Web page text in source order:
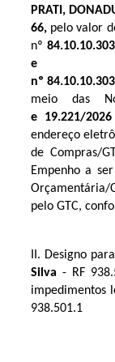
PRATI,
66, pelo valor
nº
e
nº
meio das
e 19.221/2026
endereço
de Compras/
Empenho a
Orçamentária/
pelo GTC,
II. Designo
Silva - RF
impedimentos
938.501.1